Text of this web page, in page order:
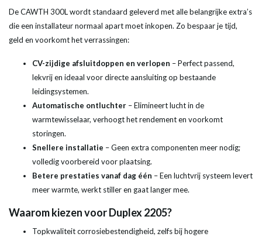
De CAWTH 300L wordt standaard geleverd met alle belangrijke extra’s
die een installateur normaal apart moet inkopen. Zo bespaar je tijd,
geld en voorkomt het verrassingen:
CV-zijdige afsluitdoppen en verlopen – Perfect passend,
lekvrij en ideaal voor directe aansluiting op bestaande
leidingsystemen.
Automatische ontluchter – Elimineert lucht in de
warmtewisselaar, verhoogt het rendement en voorkomt
storingen.
Snellere installatie – Geen extra componenten meer nodig;
volledig voorbereid voor plaatsing.
Betere prestaties vanaf dag één – Een luchtvrij systeem levert
meer warmte, werkt stiller en gaat langer mee.
Waarom kiezen voor Duplex 2205?
Topkwaliteit corrosiebestendigheid, zelfs bij hogere